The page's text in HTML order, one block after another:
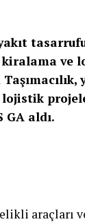
kiralama ve
lojistik
GA aldı.
araçları